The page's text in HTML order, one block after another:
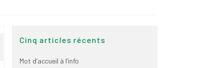
Cinq articles récents
Mot d’accueil à l’info